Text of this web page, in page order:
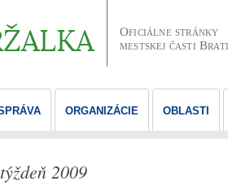
Oficiálne stránky
mestskej časti
ORGANIZÁCIE OBLASTI
2009